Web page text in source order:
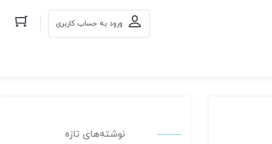
ورود به حساب کاربری
نوشته‌های تازه